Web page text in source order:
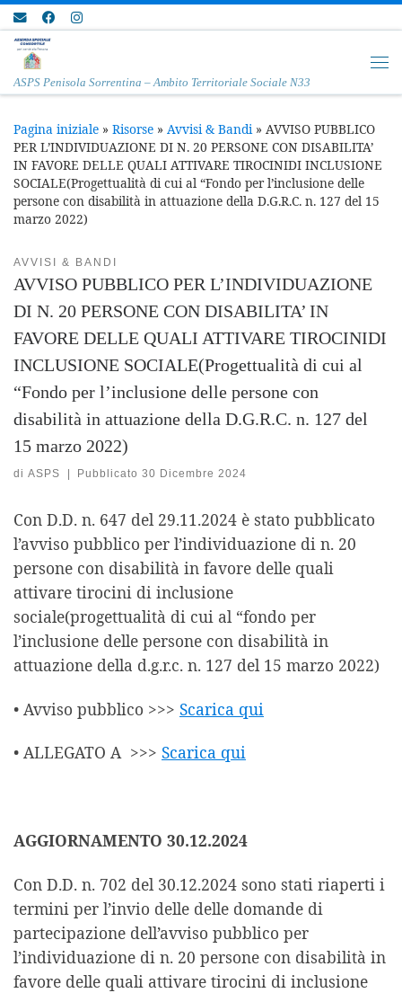
Passa al contenuto
ASPS Penisola Sorrentina – Ambito Territoriale Sociale N33
Pagina iniziale » Risorse » Avvisi & Bandi » AVVISO PUBBLICO
PER L’INDIVIDUAZIONE DI N. 20 PERSONE CON DISABILITA’
IN FAVORE DELLE QUALI ATTIVARE TIROCINIDI INCLUSIONE
SOCIALE(Progettualità di cui al “Fondo per l’inclusione delle
persone con disabilità in attuazione della D.G.R.C. n. 127 del 15
marzo 2022)
AVVISI & BANDI
AVVISO PUBBLICO PER L’INDIVIDUAZIONE
DI N. 20 PERSONE CON DISABILITA’ IN
FAVORE DELLE QUALI ATTIVARE TIROCINIDI
INCLUSIONE SOCIALE(Progettualità di cui al
“Fondo per l’inclusione delle persone con
disabilità in attuazione della D.G.R.C. n. 127 del
15 marzo 2022)
di ASPS | Pubblicato30 Dicembre 2024
Con D.D. n. 647 del 29.11.2024 è stato pubblicato
l’avviso pubblico per l’individuazione di n. 20
persone con disabilità in favore delle quali
attivare tirocini di inclusione
sociale(progettualità di cui al “fondo per
l’inclusione delle persone con disabilità in
attuazione della d.g.r.c. n. 127 del 15 marzo 2022)
• Avviso pubblico >>> Scarica qui
• ALLEGATO A >>> Scarica qui
AGGIORNAMENTO 30.12.2024
Con D.D. n. 702 del 30.12.2024 sono stati riaperti i
termini per l’invio delle delle domande di
partecipazione dell’avviso pubblico per
l’individuazione di n. 20 persone con disabilità in
favore delle quali attivare tirocini di inclusione